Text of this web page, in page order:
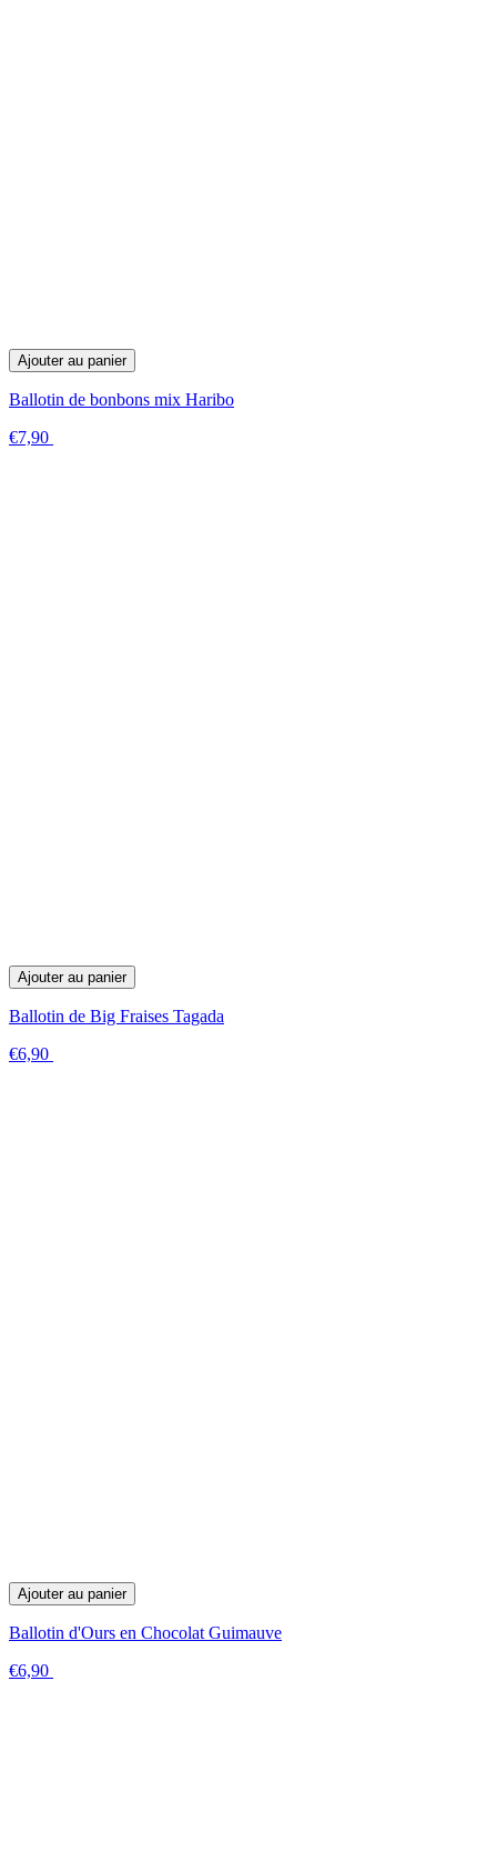
Ajouter au panier
Ballotin de bonbons mix Haribo
€7,90
Ajouter au panier
Ballotin de Big Fraises Tagada
€6,90
Ajouter au panier
Ballotin d'Ours en Chocolat Guimauve
€6,90